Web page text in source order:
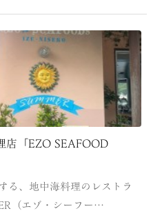
店「EZO SEAFOOD
る、地中海料理のレストラ
（エゾ・シーフー…